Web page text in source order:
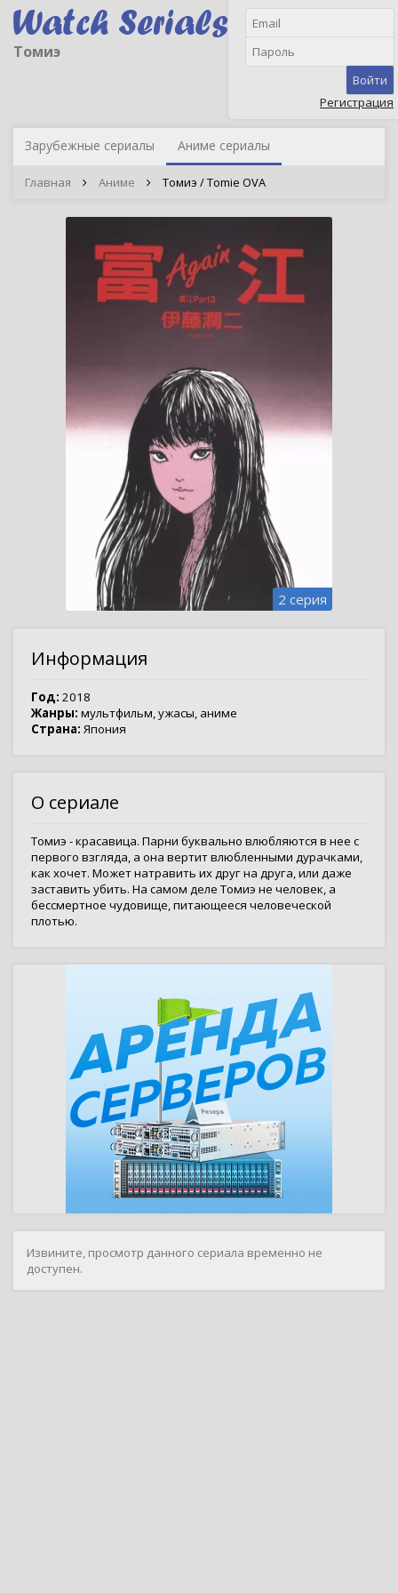
Томиэ
Войти
Регистрация
Зарубежные сериалы Аниме сериалы
Главная Аниме Томиэ / Tomie OVA
2 серия
Информация
Год: 2018
Жанры: мультфильм,ужасы, аниме
Страна: Япония
О сериале
Томиэ - красавица. Парни буквально влюбляются в нее с
первого взгляда, а она вертит влюбленными дурачками,
как хочет. Может натравить их друг на друга, или даже
заставить убить. На самом деле Томиэ не человек, а
бессмертное чудовище, питающееся человеческой
плотью.
Извините, просмотр данного сериала временно не
доступен.